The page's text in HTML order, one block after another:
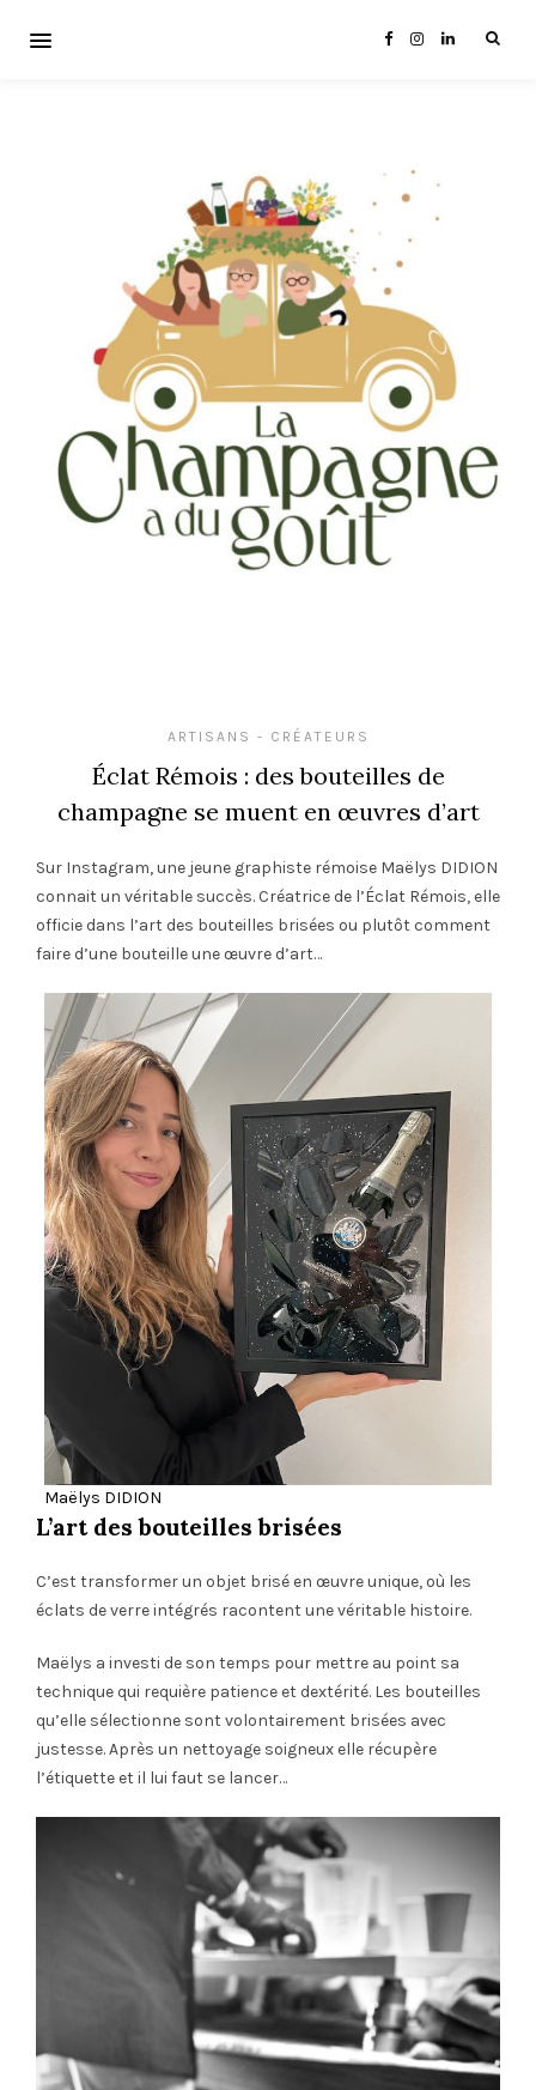
ARTISANS - CRÉATEURS
Éclat Rémois : des bouteilles de
champagne se muent en œuvres d’art
Sur Instagram, une jeune graphiste rémoise Maëlys DIDION
connait un véritable succès. Créatrice de l’Éclat Rémois, elle
officie dans l’art des bouteilles brisées ou plutôt comment
faire d’une bouteille une œuvre d’art…
Maëlys DIDION
L’art des bouteilles brisées
C’est transformer un objet brisé en œuvre unique, où les
éclats de verre intégrés racontent une véritable histoire.
Maëlys a investi de son temps pour mettre au point sa
technique qui requière patience et dextérité. Les bouteilles
qu’elle sélectionne sont volontairement brisées avec
justesse. Après un nettoyage soigneux elle récupère
l’étiquette et il lui faut se lancer…